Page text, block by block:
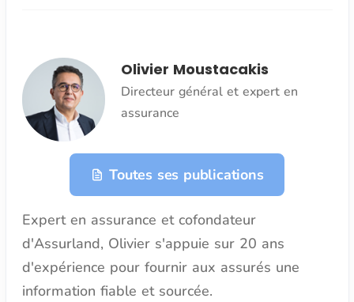
Olivier Moustacakis
Directeur général et expert en
assurance
Toutes ses publications
Expert en assurance et cofondateur
d'Assurland, Olivier s'appuie sur 20 ans
d'expérience pour fournir aux assurés une
information fiable et sourcée.